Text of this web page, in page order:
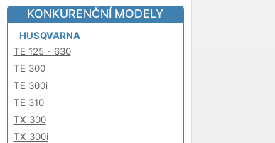
KONKURENČNÍ MODELY
HUSQVARNA
TE 125 - 630
TE 300
TE 300i
TE 310
TX 300
TX 300i